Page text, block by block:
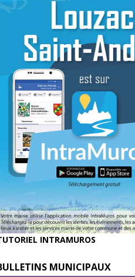
INTRAMUROS
MUNICIPAUX